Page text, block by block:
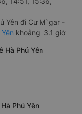
Yên đi Cư M`gar -
khoảng: 3.1 giờ
Hà Phú Yên
Phú Yên